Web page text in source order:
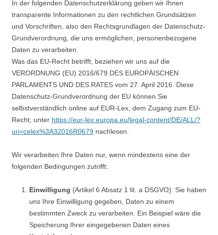
In der folgenden Datenschutzerklärung geben wir Ihnen
transparente Informationen zu den rechtlichen Grundsätzen
und Vorschriften, also den Rechtsgrundlagen der Datenschutz-
Grundverordnung, die uns ermöglichen, personenbezogene
Daten zu verarbeiten.
Was das EU-Recht betrifft, beziehen wir uns auf die
VERORDNUNG (EU) 2016/679 DES EUROPÄISCHEN
PARLAMENTS UND DES RATES vom 27. April 2016. Diese
Datenschutz-Grundverordnung der EU können Sie
selbstverständlich online auf EUR-Lex, dem Zugang zum EU-
Recht, unter https://eur-lex.europa.eu/legal-content/DE/ALL/?
uri=celex%3A32016R0679 nachlesen.
Wir verarbeiten Ihre Daten nur, wenn mindestens eine der
folgenden Bedingungen zutrifft:
Einwilligung (Artikel 6 Absatz 1 lit. a DSGVO): Sie haben
uns Ihre Einwilligung gegeben, Daten zu einem
bestimmten Zweck zu verarbeiten. Ein Beispiel wäre die
Speicherung Ihrer eingegebenen Daten eines